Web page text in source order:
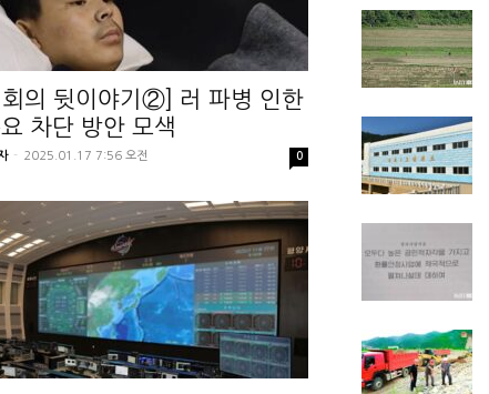
회의 뒷이야기②] 러 파병 인한
차단 방안 모색
- 2025.01.17 7:56 오전 0